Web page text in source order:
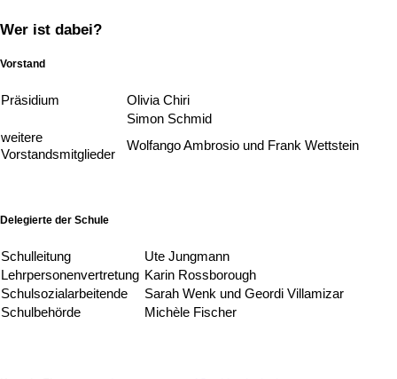
Wer ist dabei?
Vorstand
Präsidium
Olivia Chiri
Simon Schmid
weitere
Vorstandsmitglieder
Wolfango Ambrosio und Frank Wettstein
Delegierte der Schule
Schulleitung
Ute Jungmann
Lehrpersonenvertretung Karin Rossborough
Schulsozialarbeitende
Sarah Wenk und Geordi Villamizar
Schulbehörde
Michèle Fischer